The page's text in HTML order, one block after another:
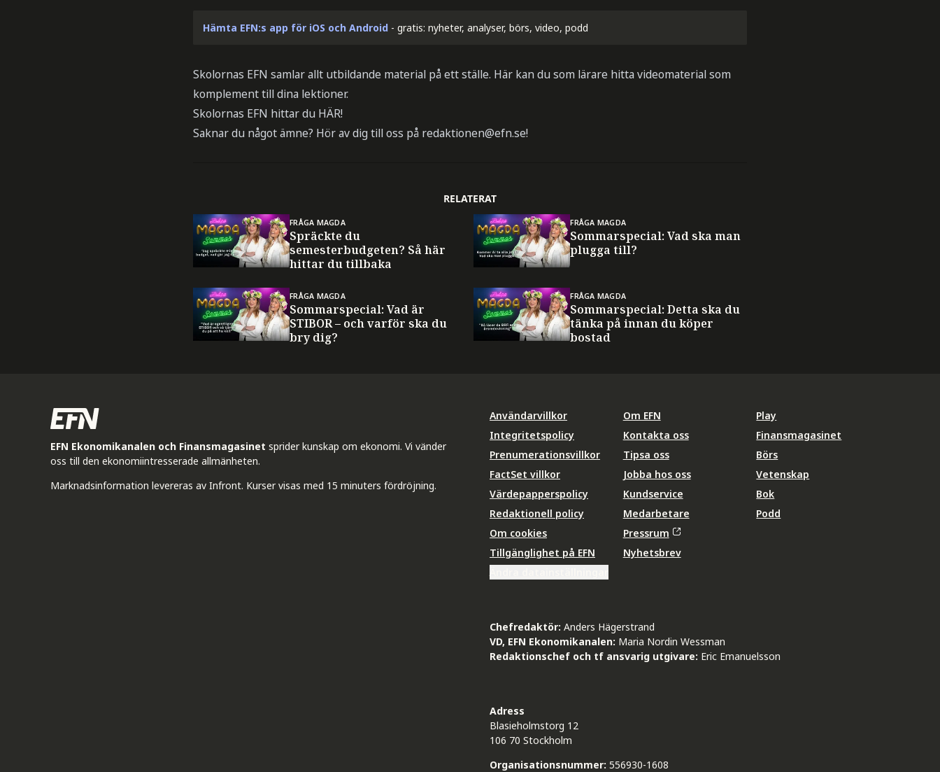
Hämta EFN:s app för iOS och Android - gratis: nyheter, analyser, börs, video, podd
Skolornas EFN samlar allt utbildande material på ett ställe. Här kan du som lärare hitta videomaterial som
komplement till dina lektioner.
Skolornas EFN hittar du HÄR!
Saknar du något ämne? Hör av dig till oss på redaktionen@efn.se!
RELATERAT
FRÅGA MAGDA
Spräckte du
semesterbudgeten? Så här
hittar du tillbaka
FRÅGA MAGDA
Sommarspecial: Vad ska man
plugga till?
FRÅGA MAGDA
Sommarspecial: Vad är
STIBOR – och varför ska du
bry dig?
FRÅGA MAGDA
Sommarspecial: Detta ska du
tänka på innan du köper
bostad
EFN Ekonomikanalen och Finansmagasinet sprider kunskap om ekonomi. Vi vänder
oss till den ekonomiintresserade allmänheten.
Marknadsinformation levereras av Infront. Kurser visas med 15 minuters fördröjning.
Användarvillkor
Integritetspolicy
Prenumerationsvillkor
FactSet villkor
Värdepapperspolicy
Redaktionell policy
Om cookies
Tillgänglighet på EFN
Om EFN
Kontakta oss
Tipsa oss
Jobba hos oss
Kundservice
Medarbetare
Pressrum
Nyhetsbrev
Play
Finansmagasinet
Börs
Vetenskap
Bok
Podd
Chefredaktör: Anders Hägerstrand
VD, EFN Ekonomikanalen: Maria Nordin Wessman
Redaktionschef och tf ansvarig utgivare: Eric Emanuelsson
Adress
Blasieholmstorg 12
106 70 Stockholm
Organisationsnummer: 556930-1608